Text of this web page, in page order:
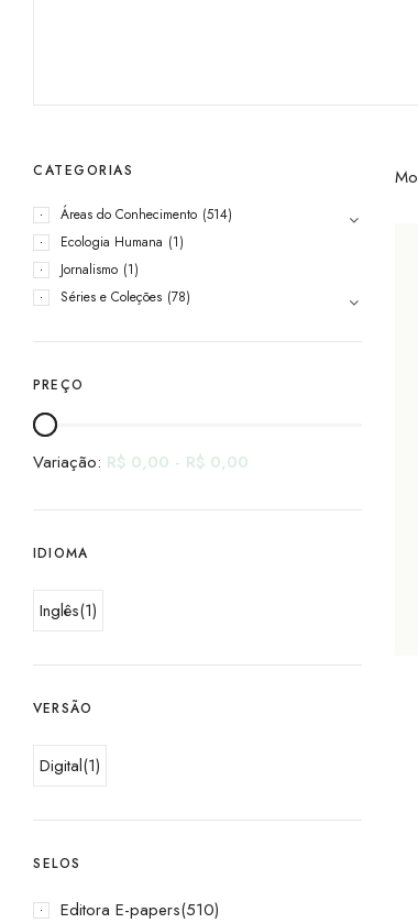
CATEGORIAS
Áreas do Conhecimento (514)
Ecologia Humana (1)
Jornalismo (1)
Séries e Coleções (78)
PREÇO
Variação: R$ 0,00 - R$ 0,00
IDIOMA
Inglês(1)
VERSÃO
Digital(1)
SELOS
Editora E-papers(510)